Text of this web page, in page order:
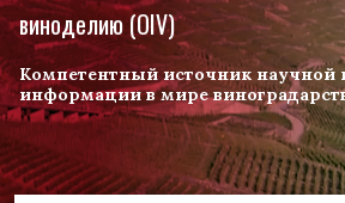
виноделию (OIV)
Компетентный источник научной
информации в мире